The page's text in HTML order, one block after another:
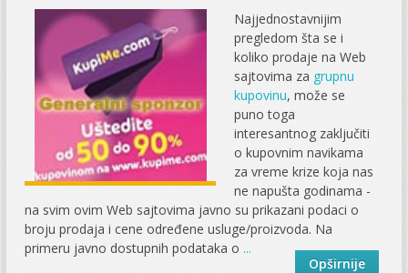
Najjednostavnijim
pregledom šta se i
koliko prodaje na Web
sajtovima za grupnu
kupovinu, može se
puno toga
interesantnog zaključiti
o kupovnim navikama
za vreme krize koja nas
ne napušta godinama -
na svim ovim Web sajtovima javno su prikazani podaci o
broju prodaja i cene određene usluge/proizvoda. Na
primeru javno dostupnih podataka o ...
Opširnije